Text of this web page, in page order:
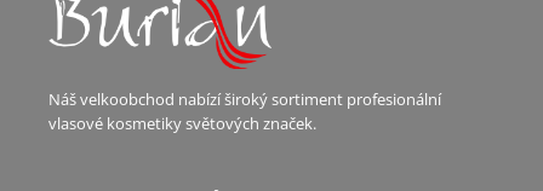
Náš velkoobchod nabízí široký sortiment profesionální
vlasové kosmetiky světových značek.